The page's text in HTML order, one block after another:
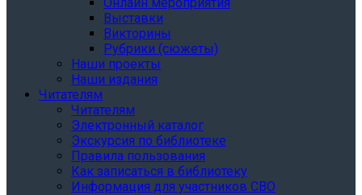
Выставки
Викторины
Рубрики (сюжеты)
Наши проекты
Наши издания
Читателям
Читателям
Электронный каталог
Экскурсия по библиотеке
Правила пользования
Как записаться в библиотеку
Информация для участников СВО